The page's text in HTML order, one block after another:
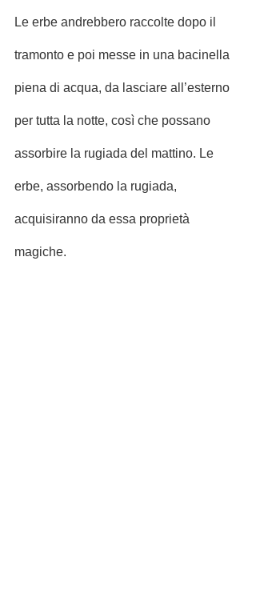
Le erbe andrebbero raccolte dopo il
tramonto e poi messe in una bacinella
piena di acqua, da lasciare all’esterno
per tutta la notte, così che possano
assorbire la rugiada del mattino. Le
erbe, assorbendo la rugiada,
acquisiranno da essa proprietà
magiche.